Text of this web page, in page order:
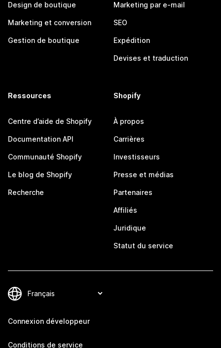
Design de boutique
Marketing et conversion
Gestion de boutique
Marketing par e-mail
SEO
Expédition
Devises et traduction
Ressources
Centre d’aide de Shopify
Documentation API
Communauté Shopify
Le blog de Shopify
Recherche
Shopify
À propos
Carrières
Investisseurs
Presse et médias
Partenaires
Affiliés
Juridique
Statut du service
Connexion développeur
Conditions de service